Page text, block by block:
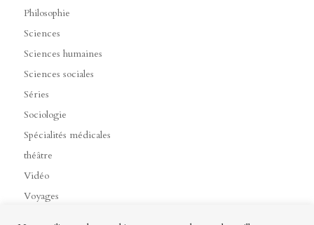
Philosophie
Sciences
Sciences humaines
Sciences sociales
Séries
Sociologie
Spécialités médicales
théâtre
Vidéo
Voyages